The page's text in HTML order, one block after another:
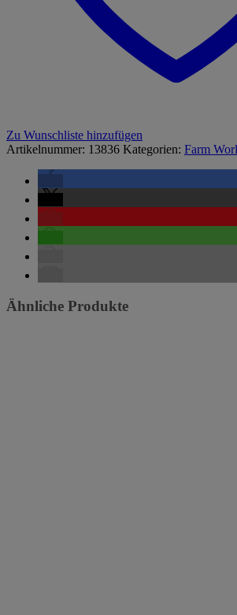
Zu Wunschliste hinzufügen
Artikelnummer: 13836 Kategorien: Farm
Ähnliche Produkte